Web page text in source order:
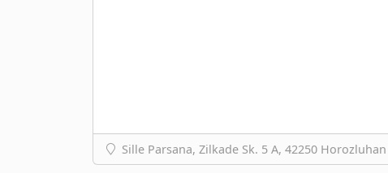
Sille Parsana, Zilkade Sk. 5 A, 42250